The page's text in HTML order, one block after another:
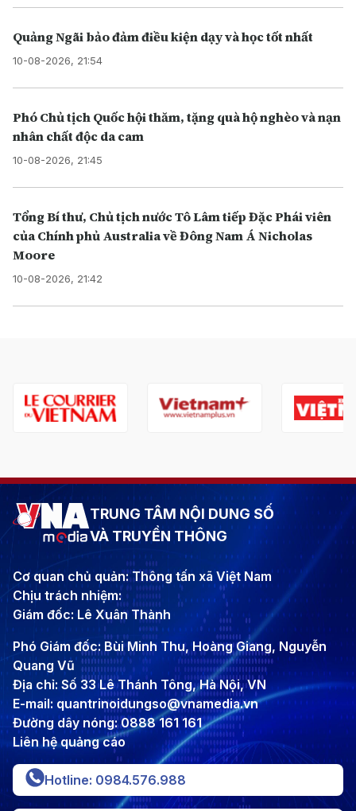
Quảng Ngãi bảo đảm điều kiện dạy và học tốt nhất
10-08-2026, 21:54
Phó Chủ tịch Quốc hội thăm, tặng quà hộ nghèo và nạn
nhân chất độc da cam
10-08-2026, 21:45
Tổng Bí thư, Chủ tịch nước Tô Lâm tiếp Đặc Phái viên
của Chính phủ Australia về Đông Nam Á Nicholas
Moore
10-08-2026, 21:42
TRUNG TÂM NỘI DUNG SỐ
VÀ TRUYỀN THÔNG
Cơ quan chủ quản: Thông tấn xã Việt Nam
Chịu trách nhiệm:
Giám đốc: Lê Xuân Thành
Phó Giám đốc: Bùi Minh Thu, Hoàng Giang, Nguyễn
Quang Vũ
Địa chỉ: Số 33 Lê Thánh Tông, Hà Nội, VN
E-mail: quantrinoidungso@vnamedia.vn
Đường dây nóng: 0888 161 161
Liên hệ quảng cáo
Hotline: 0984.576.988